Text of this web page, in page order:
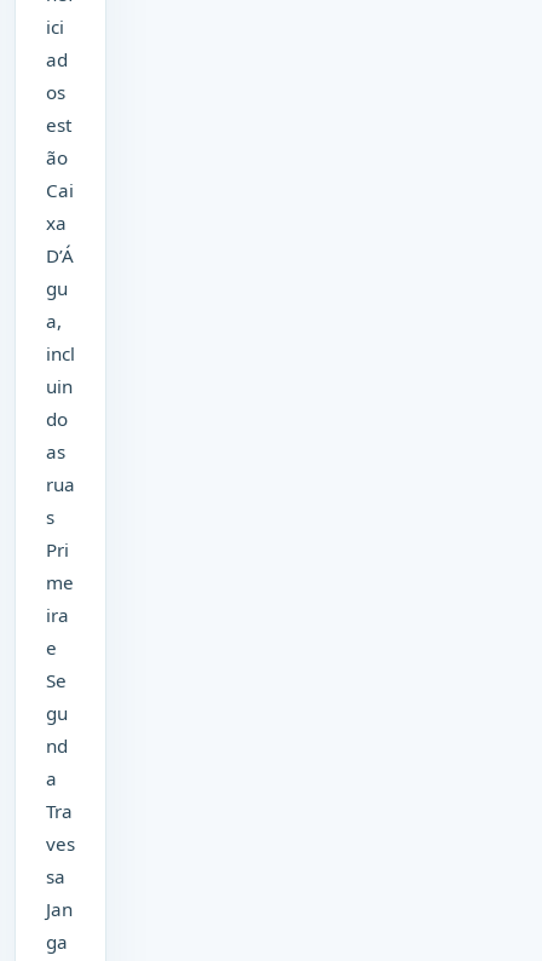
ici
ad
os
est
ão
Cai
xa
D’Á
gu
a,
incl
uin
do
as
rua
s
Pri
me
ira
e
Se
gu
nd
a
Tra
ves
sa
Jan
ga